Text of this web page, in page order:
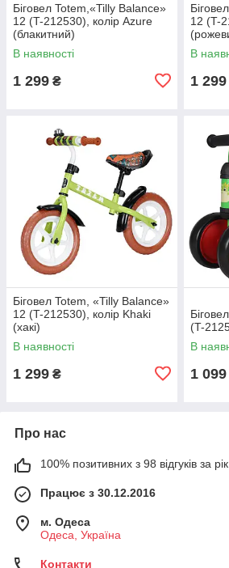
Біговел Totem,«Tilly Balance»
12 (T-212530), колір Azure
(блакитний)
В наявності
1 299 ₴
12 (T-
В
1 299
Біговел Totem, «Tilly Balance»
12 (T-212530), колір Khaki
(хакі)
В наявності
1 299 ₴
(T-
В
1 099
Про нас
100% позитивних з 98 відгуків за рік
Працює з 30.12.2016
м. Одеса
Одеса, Україна
Контакти